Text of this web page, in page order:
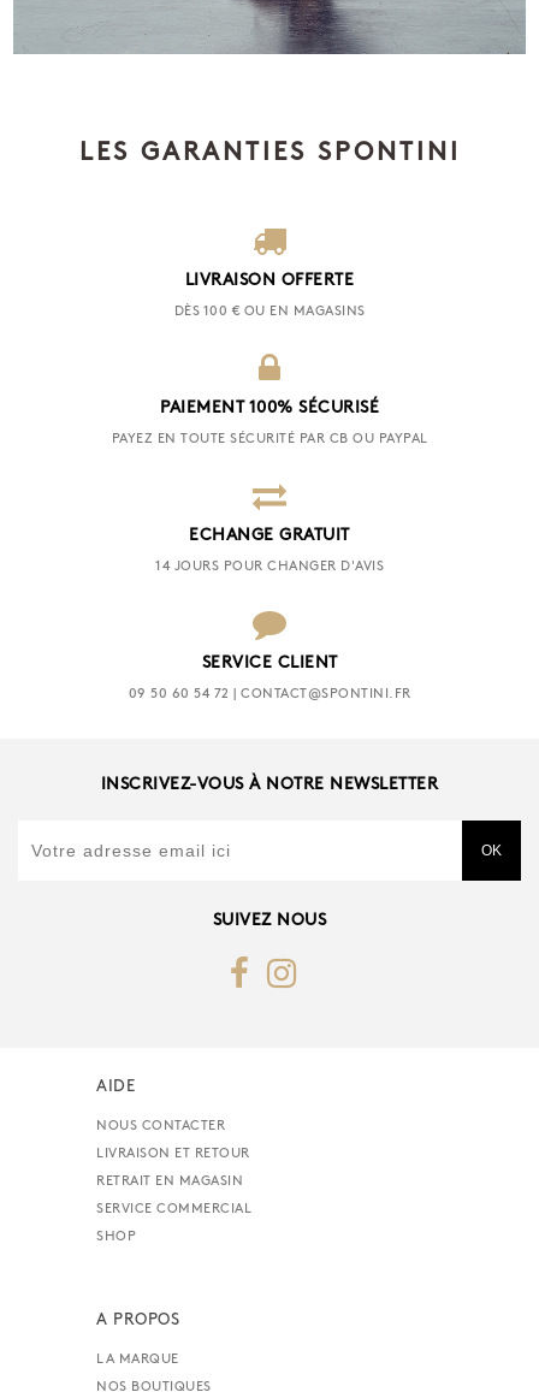
LES GARANTIES SPONTINI
LIVRAISON OFFERTE
DÈS 100 € OU EN MAGASINS
PAIEMENT 100% SÉCURISÉ
PAYEZ EN TOUTE SÉCURITÉ PAR CB OU PAYPAL
ECHANGE GRATUIT
14 JOURS POUR CHANGER D'AVIS
SERVICE CLIENT
09 50 60 54 72 | CONTACT@SPONTINI.FR
INSCRIVEZ-VOUS À NOTRE NEWSLETTER
OK
SUIVEZ NOUS
AIDE
NOUS CONTACTER
LIVRAISON ET RETOUR
RETRAIT EN MAGASIN
SERVICE COMMERCIAL
SHOP
A PROPOS
LA MARQUE
NOS BOUTIQUES